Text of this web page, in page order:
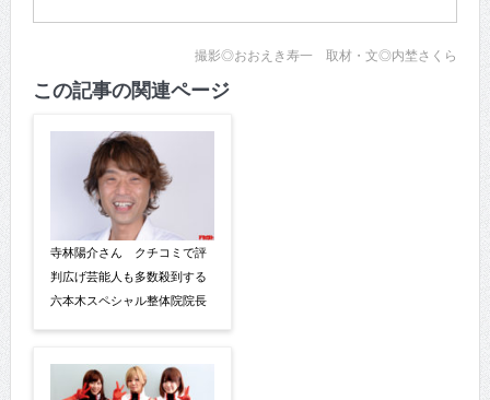
撮影◎おおえき寿一 取材・文◎内埜さくら
この記事の関連ページ
寺林陽介さん クチコミで評
判広げ芸能人も多数殺到する
六本木スペシャル整体院院長